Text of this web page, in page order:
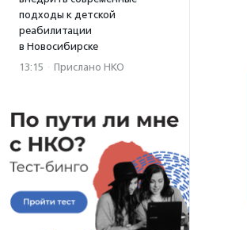
подходы к детской
реабилитации
в Новосибирске
13:15 · Прислано НКО